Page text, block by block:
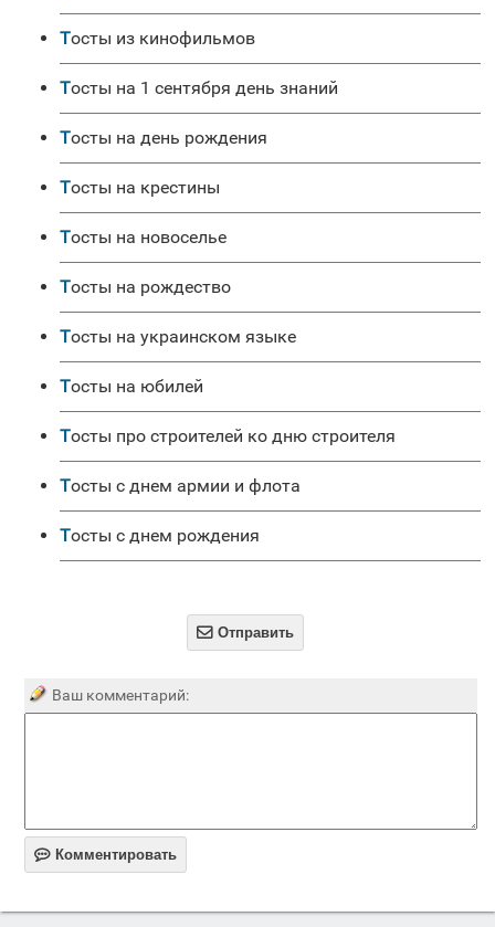
Тосты из кинофильмов
Тосты на 1 сентября день знаний
Тосты на день рождения
Тосты на крестины
Тосты на новоселье
Тосты на рождество
Тосты на украинском языке
Тосты на юбилей
Тосты про строителей ко дню строителя
Тосты с днем армии и флота
Тосты с днем рождения
 Отправить
Ваш комментарий:
 Комментировать